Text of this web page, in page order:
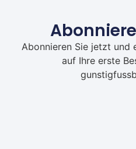
Abonnieren Sie jetzt und
auf Ihre erste